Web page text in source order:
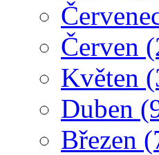
Červen
Květen
Duben
Březen